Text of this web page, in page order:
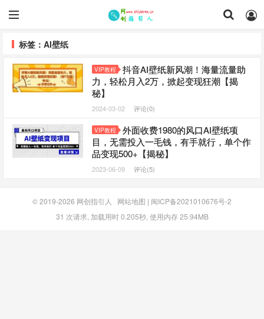
标签：AI壁纸
VIP教程
抖音AI壁纸新风潮！海量流量助
力，轻松月入2万，掀起变现狂潮【揭
秘】
2024-03-02 评论(0)
VIP教程
外面收费1980的风口AI壁纸项
目，无需投入一毛钱，有手就行，单个作
品变现500+【揭秘】
2023-06-09 评论(5)
© 2019-2026 网创指引人 网站地图 | 闽ICP备2021010676号-2
31 次请求, 加载用时 0.205秒, 使用内存 25.94MB